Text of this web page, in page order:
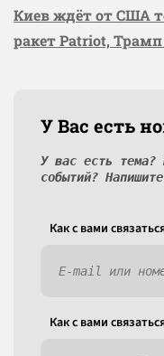
Киев ждёт от США
ракет Patriot,
У Вас есть
У вас есть тема?
событий?
Как c вами
Как c вами